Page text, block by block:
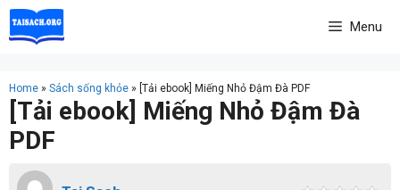
Skip
to
Menu
Home » Sách sống khỏe » [Tải ebook] Miếng Nhỏ Đậm Đà PDF
[Tải ebook] Miếng Nhỏ Đậm Đà
PDF